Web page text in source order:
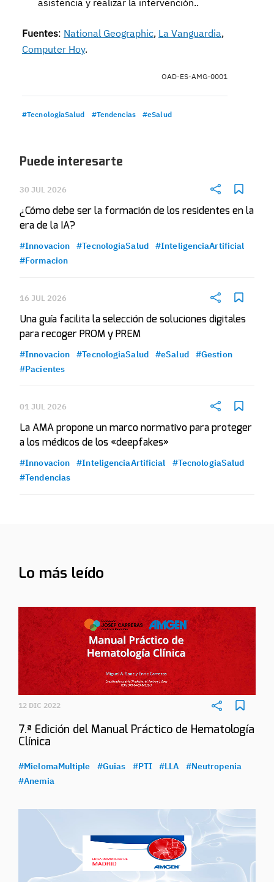
asistencia y realizar la intervención..
Fuentes: National Geographic, La Vanguardia,
Computer Hoy.
OAD-ES-AMG-0001
#TecnologiaSalud #Tendencias #eSalud
Puede interesarte
30 JUL 2026
¿Cómo debe ser la formación de los residentes en la
era de la IA?
#Innovacion #TecnologiaSalud
#InteligenciaArtificial
#Formacion
16 JUL 2026
Una guía facilita la selección de soluciones digitales
para recoger PROM y PREM
#Innovacion #TecnologiaSalud #eSalud
#Gestion
#Pacientes
01 JUL 2026
La AMA propone un marco normativo para proteger
a los médicos de los «deepfakes»
#Innovacion #InteligenciaArtificial
#TecnologiaSalud
#Tendencias
Lo más leído
12 DIC 2022
7.ª Edición del Manual Práctico de Hematología
Clínica
#MielomaMultiple #Guias #PTI #LLA
#Neutropenia
#Anemia